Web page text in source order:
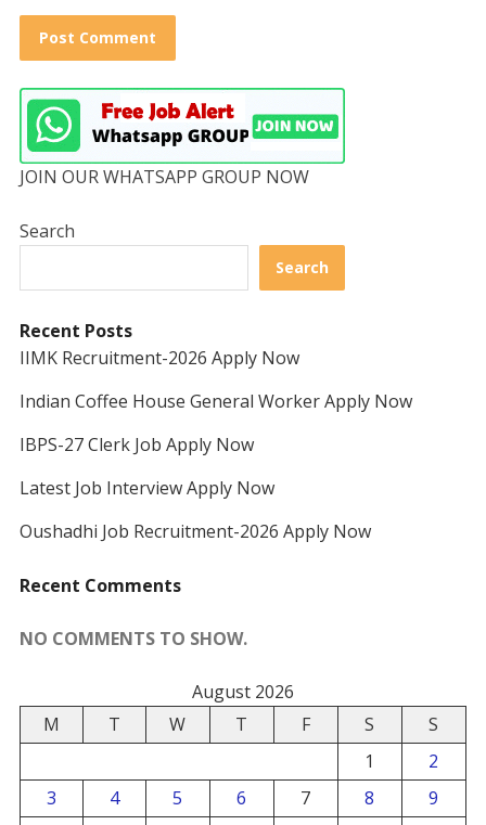
JOIN OUR WHATSAPP GROUP NOW
Search
Search
Recent Posts
IIMK Recruitment-2026 Apply Now
Indian Coffee House General Worker Apply Now
IBPS-27 Clerk Job Apply Now
Latest Job Interview Apply Now
Oushadhi Job Recruitment-2026 Apply Now
Recent Comments
NO COMMENTS TO SHOW.
August 2026
M
T W T F S
S
1
2
3
4 5 6 7 8
9